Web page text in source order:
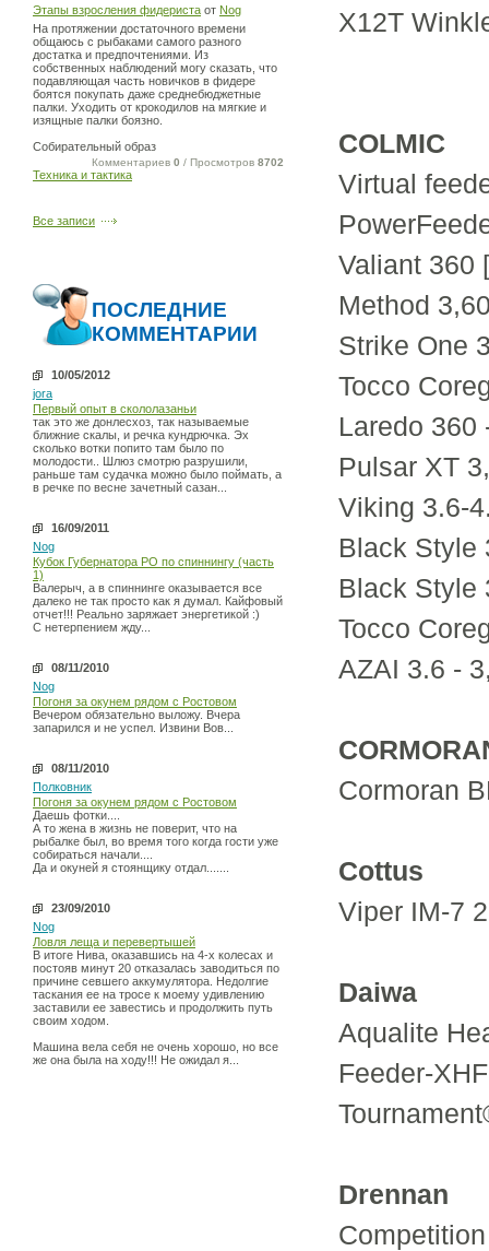
Этапы взросления фидериста от Nog
На протяжении достаточного времени
общаюсь с рыбаками самого разного
достатка и предпочтениями. Из
собственных наблюдений могу сказать, что
подавляющая часть новичков в фидере
боятся покупать даже среднебюджетные
палки. Уходить от крокодилов на мягкие и
изящные палки боязно.
Собирательный образ
Комментариев 0 / Просмотров 8702
Техника и тактика
Все записи
ПОСЛЕДНИЕ
КОММЕНТАРИИ
10/05/2012
jora
Первый опыт в скололазаньи
так это же донлесхоз, так называемые
ближние скалы, и речка кундрючка. Эх
сколько вотки попито там было по
молодости.. Шлюз смотрю разрушили,
раньше там судачка можно было поймать, а
в речке по весне зачетный сазан...
16/09/2011
Nog
Кубок Губернатора РО по спиннингу (часть
1)
Валерыч, а в спиннинге оказывается все
далеко не так просто как я думал. Кайфовый
отчет!!! Реально заряжает энергетикой :)
С нетерпением жду...
08/11/2010
Nog
Погоня за окунем рядом с Ростовом
Вечером обязательно выложу. Вчера
запарился и не успел. Извини Вов...
08/11/2010
Полковник
Погоня за окунем рядом с Ростовом
Даешь фотки....
А то жена в жизнь не поверит, что на
рыбалке был, во время того когда гости уже
собираться начали....
Да и окуней я стоянщику отдал.......
23/09/2010
Nog
Ловля леща и перевертышей
В итоге Нива, оказавшись на 4-х колесах и
постояв минут 20 отказалась заводиться по
причине севшего аккумулятора. Недолгие
таскания ее на тросе к моему удивлению
заставили ее завестись и продолжить путь
своим ходом.
Машина вела себя не очень хорошо, но все
же она была на ходу!!! Не ожидал я...
X12T
COLMIC
Virtual
Valiant 360
Method
Strike One
Tocco
Laredo
Pulsar XT
Viking 3.6-
Black Style
Black Style
Tocco
AZAI 3.6 -
Cormoran
Cottus
Viper IM-7
Daiwa
Aqualite
Feeder-
Drennan